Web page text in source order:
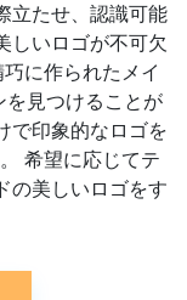
立たせ、認識可能
しいロゴが不可欠
に作られたメイ
を見つけることが
で印象的なロゴを
希望に応じてテ
の美しいロゴをす